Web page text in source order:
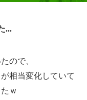
...
ので、
相当変化していて
ｗ